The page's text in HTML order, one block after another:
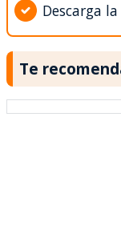
Descarga
Te